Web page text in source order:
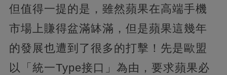
但值得一提的是，雖然蘋果在高端手機
市場上賺得盆滿缽滿，但是蘋果這幾年
的發展也遭到了很多的打擊！先是歐盟
以「統一Type接口」為由，要求蘋果必